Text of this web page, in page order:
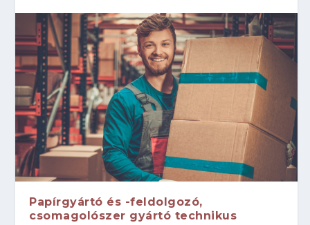
Papírgyártó és -feldolgozó,
csomagolószer gyártó technikus